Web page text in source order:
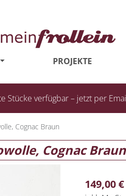
PROJEKTE
Stücke verfügbar – jetzt per
Cognac Braun
Cognac Braun
149,00€